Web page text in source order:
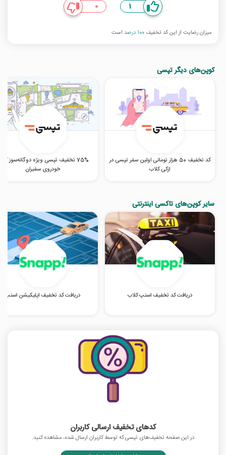
1
0
میزان رضایت از این کد تخفیف 100 درصد است
کوپن‌های دیگر تپسی
کد تخفیف 50 هزار تومانی اولین سفر تپسی در
ازکی کلاب
75% تخفیف تپسی ویژه دوگانه‌سوز
خودروی سفیران
سایر کوپن‌های تاکسی اینترنتی
دریافت کد تخفیف اسنپ کلاب دریافت کد تخفیف اپلیکیشن اسنپ
کدهای تخفیف ارسالی کاربران
در این صفحه تخفیف‌های تپسی که توسط کاربران ارسال شده، مشاهده کنید.